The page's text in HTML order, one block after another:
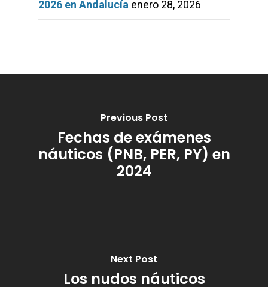
2026 en Andalucía enero 28, 2026
Previous Post
Fechas de exámenes
náuticos (PNB, PER, PY) en
2024
Next Post
Los nudos náuticos